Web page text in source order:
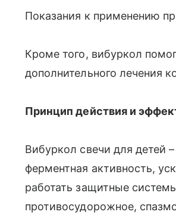
Показания к применению
Кроме того, вибуркол
дополнительного лечения
Принцип действия и
Вибуркол свечи для детей
ферментная активность,
работать защитные
противосудорожное,